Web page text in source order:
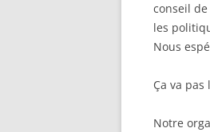
conseil
les
Nous
Ça va pas
Notre